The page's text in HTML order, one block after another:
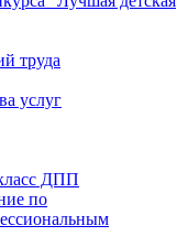
труда
услуг
ДПП